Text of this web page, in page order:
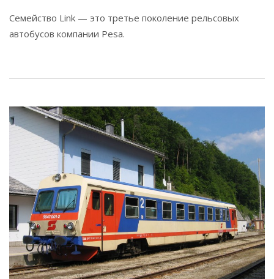
Семейство Link — это третье поколение рельсовых
автобусов компании Pesa.